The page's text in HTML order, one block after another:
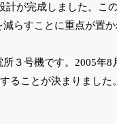
が完成しました。こ
らすことに重点が置か
３号機です。2005年8
ることが決まりました